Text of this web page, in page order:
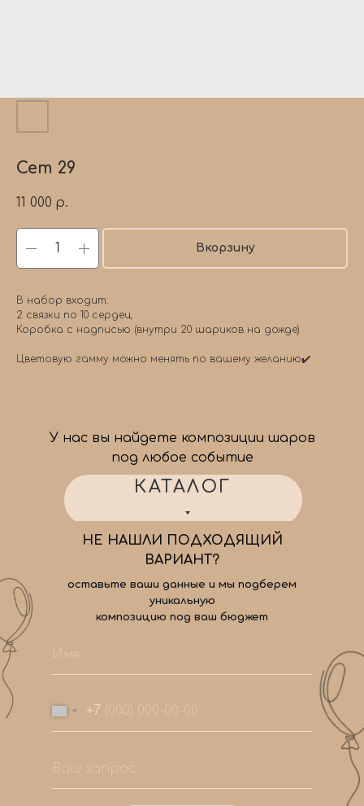
Сет 29
11 000 р.
Вкорзину
В набор входит:
2 связки по 10 сердец
Коробка с надписью (внутри 20 шариков на дожде)
Цветовую гамму можно менять по вашему желанию✔️
КАТАЛОГ
У нас вы найдете композиции шаров
под любое событие
+7
НЕ НАШЛИ ПОДХОДЯЩИЙ
ВАРИАНТ?
оставьте ваши данные и мы подберем
уникальную
композицию под ваш бюджет